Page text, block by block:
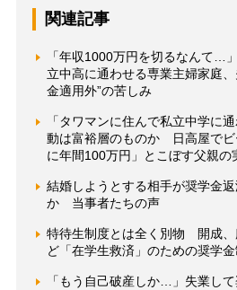
関連記事
「年収1000万円を切るなんて…
立中高に通わせる専業主婦家庭
金適用外”の苦しみ
「タワマンに住んで私立中学に
動は富裕層のものか 日高屋でビ
に年間100万円」とこぼす父親の
結婚しようとする相手が奨学金
か 当事者たちの声
特待生制度とは全く別物 開成
ど「在学生救済」のための奨学
「もう自己破産しか…」失業し